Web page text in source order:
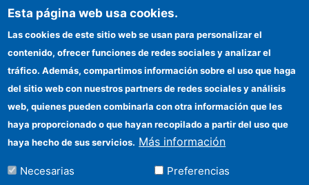
Identidad institucional
Ayudas FEDER
Organismos financiadores
Contacto
Esta página web usa cookies.
Las cookies de este sitio web se usan para personalizar el
contenido, ofrecer funciones de redes sociales y analizar el
tráfico. Además, compartimos información sobre el uso que haga
del sitio web con nuestros partners de redes sociales y análisis
web, quienes pueden combinarla con otra información que les
haya proporcionado o que hayan recopilado a partir del uso que
haya hecho de sus servicios. Más información
Necesarias Preferencias